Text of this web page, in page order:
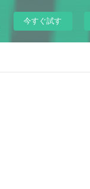
今すぐ試す